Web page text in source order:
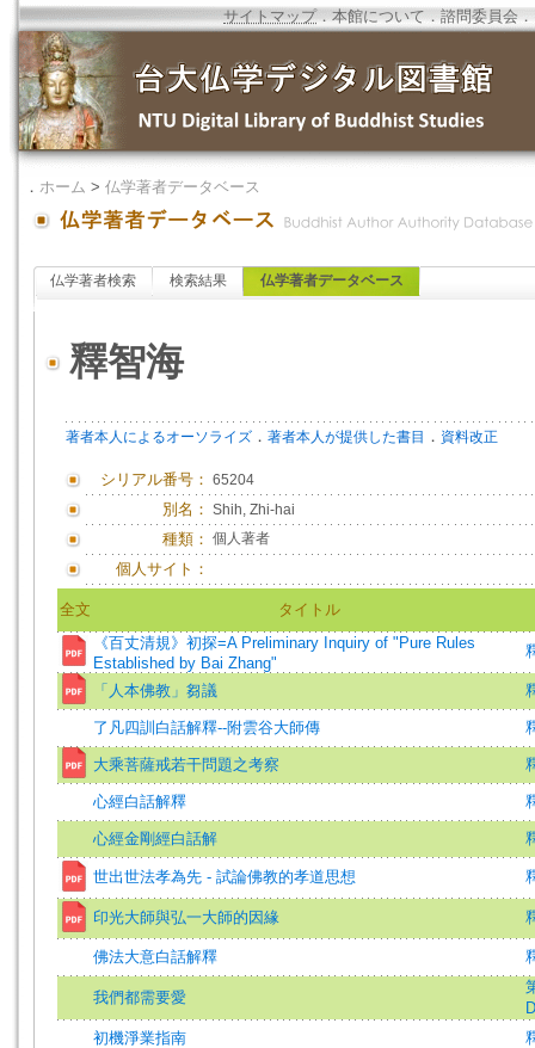
サイトマップ．本館について ．諮問委員会 ．
． ホーム > 仏学著者データベース
仏学著者検索 検索結果 仏学著者データベース
釋智海
著者本人によるオーソライズ ． 著者本人が提供した書目 ． 資料改正
シリアル番号： 65204
別名： Shih, Zhi-hai
種類： 個人著者
個人サイト：
全文
タイトル
《百丈清規》初探=A Preliminary Inquiry of "Pure Rules
Established by Bai Zhang"
「人本佛教」芻議
了凡四訓白話解釋--附雲谷大師傳
大乘菩薩戒若干問題之考察
心經白話解釋
心經金剛經白話解
世出世法孝為先 - 試論佛教的孝道思想
印光大師與弘一大師的因緣
佛法大意白話解釋
我們都需要愛
初機淨業指南